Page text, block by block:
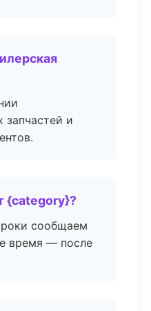
запчастей и
{category}?
сообщаем
время — после